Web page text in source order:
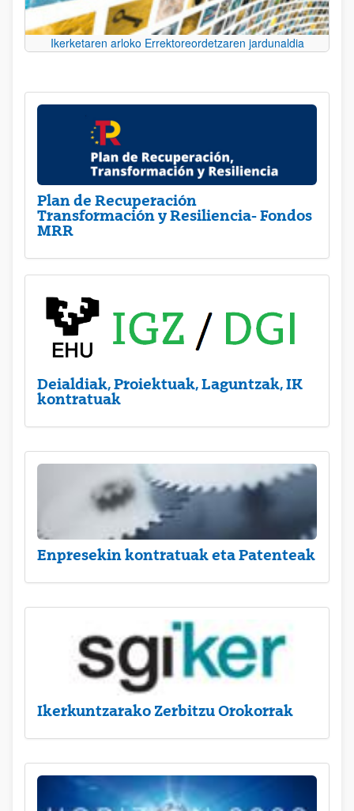
Ikerketaren arloko Errektoreordetzaren jardunaldia
Plan de Recuperación
Transformación y Resiliencia- Fondos
MRR
Deialdiak, Proiektuak, Laguntzak, IK
kontratuak
Enpresekin kontratuak eta Patenteak
Ikerkuntzarako Zerbitzu Orokorrak